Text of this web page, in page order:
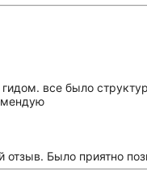
все было
отзыв. Было приятно